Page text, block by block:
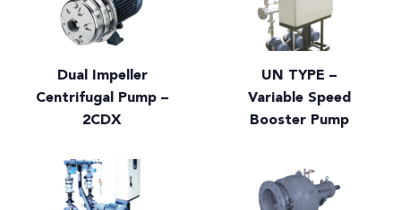
Dual Impeller
Centrifugal Pump –
2CDX
UN TYPE –
Variable Speed
Booster Pump